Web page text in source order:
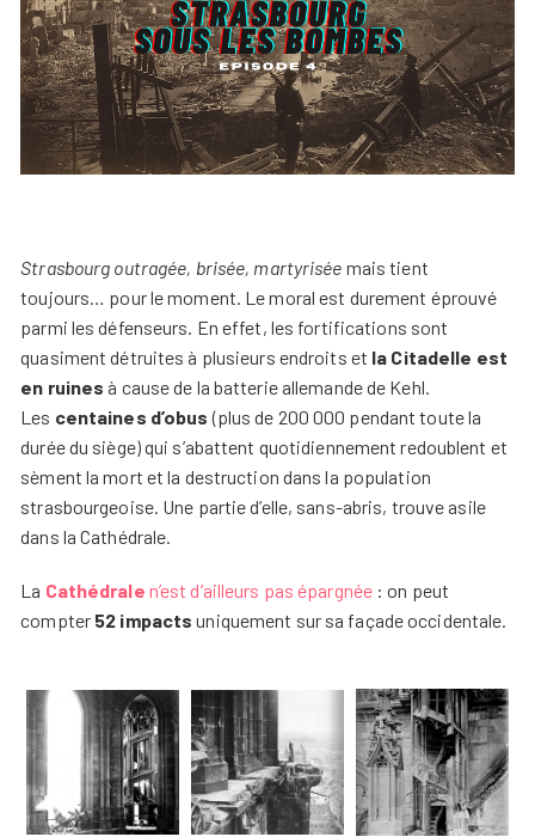
Strasbourg outragée, brisée, martyrisée mais tient
toujours… pour le moment. Le moral est durement éprouvé
parmi les défenseurs. En effet, les fortifications sont
quasiment détruites à plusieurs endroits et la Citadelle est
en ruines à cause de la batterie allemande de Kehl.
Les centaines d’obus (plus de 200 000 pendant toute la
durée du siège) qui s’abattent quotidiennement redoublent et
sèment la mort et la destruction dans la population
strasbourgeoise. Une partie d’elle, sans-abris, trouve asile
dans la Cathédrale.
La Cathédrale n’est d’ailleurs pas épargnée : on peut
compter 52 impactsuniquement sur sa façade occidentale.